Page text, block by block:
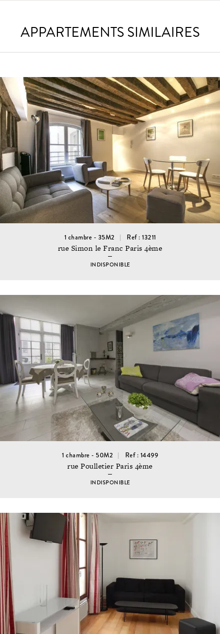
APPARTEMENTS SIMILAIRES
1 chambre - 35M2 Ref : 13211
rue Simon le Franc Paris 4ème
INDISPONIBLE
1 chambre - 50M2 Ref : 14499
rue Poulletier Paris 4ème
INDISPONIBLE